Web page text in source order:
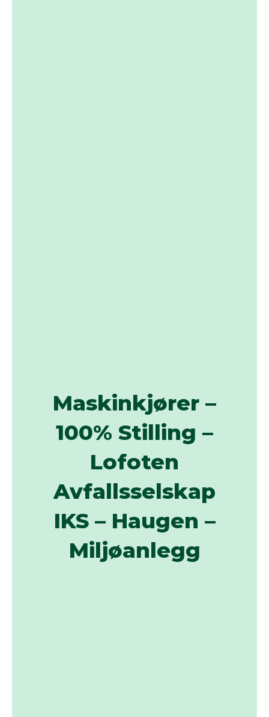
Maskinkjører –
100% Stilling –
Lofoten
Avfallsselskap
IKS – Haugen –
Miljøanlegg